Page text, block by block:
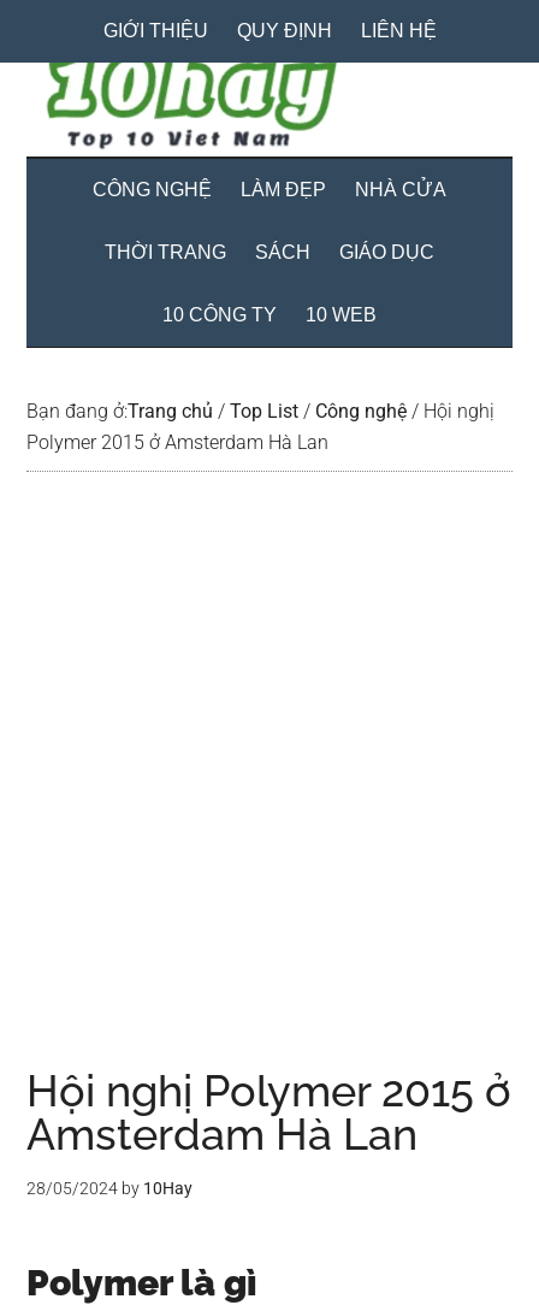
content
secondary
menu
primary
sidebar
GIỚI THIỆU QUY ĐỊNH LIÊN HỆ
CÔNG NGHỆ LÀM ĐẸP NHÀ CỬA
THỜI TRANG SÁCH GIÁO DỤC
10 CÔNG TY 10 WEB
Bạn đang ở:Trang chủ / Top List / Công nghệ / Hội nghị
Polymer 2015 ở Amsterdam Hà Lan
Hội nghị Polymer 2015 ở
Amsterdam Hà Lan
28/05/2024 by 10Hay
Polymer là gì